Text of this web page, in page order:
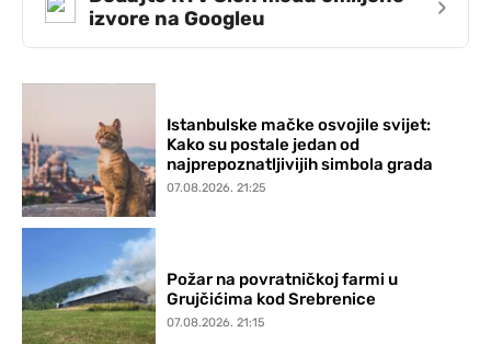
izvore na Googleu
›
Istanbulske mačke osvojile svijet:
Kako su postale jedan od
najprepoznatljivijih simbola grada
07.08.2026. 21:25
Požar na povratničkoj farmi u
Grujčićima kod Srebrenice
07.08.2026. 21:15